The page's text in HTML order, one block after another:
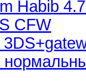
Habib
CFW